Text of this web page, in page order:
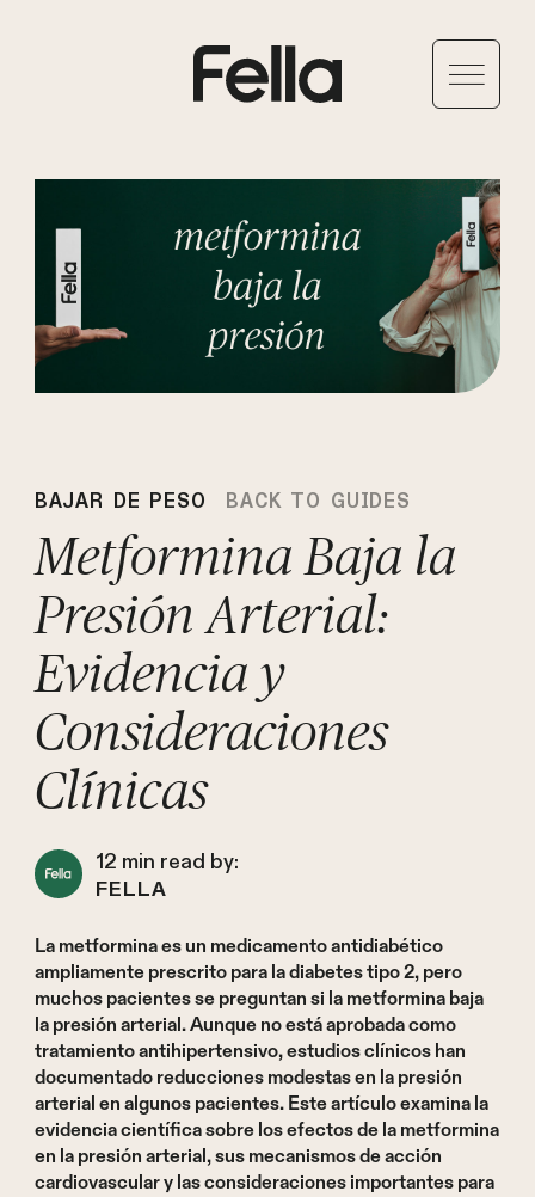
BAJAR DE PESO BACK TO GUIDES
Metformina Baja la
Presión Arterial:
Evidencia y
Consideraciones
Clínicas
12 min read by:
FELLA
La metformina es un medicamento antidiabético
ampliamente prescrito para la diabetes tipo 2, pero
muchos pacientes se preguntan si la metformina baja
la presión arterial. Aunque no está aprobada como
tratamiento antihipertensivo, estudios clínicos han
documentado reducciones modestas en la presión
arterial en algunos pacientes. Este artículo examina la
evidencia científica sobre los efectos de la metformina
en la presión arterial, sus mecanismos de acción
cardiovascular y las consideraciones importantes para